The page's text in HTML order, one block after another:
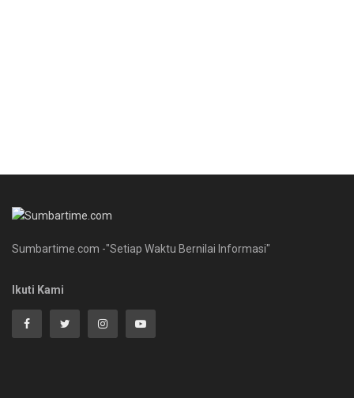
Sumbartime.com -"Setiap Waktu Bernilai Informasi"
Ikuti Kami